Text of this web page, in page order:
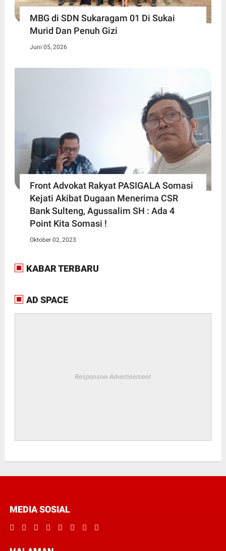
MBG di SDN Sukaragam 01 Di Sukai
Murid Dan Penuh Gizi
Juni 05, 2026
Front Advokat Rakyat PASIGALA Somasi
Kejati Akibat Dugaan Menerima CSR
Bank Sulteng, Agussalim SH : Ada 4
Point Kita Somasi !
Oktober 02, 2023
KABAR TERBARU
AD SPACE
Responsive Advertisement
MEDIA SOSIAL